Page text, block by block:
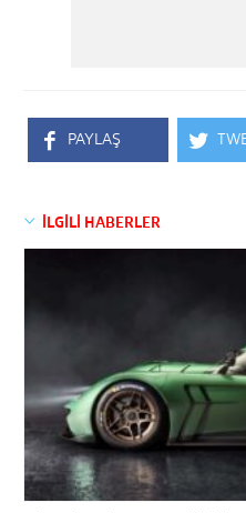
PAYLAŞ
İLGİLİ HABERLER